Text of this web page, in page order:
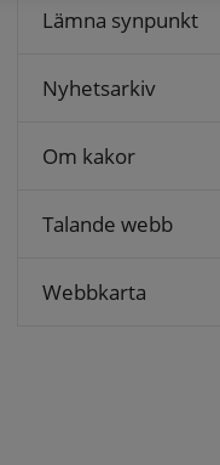
Lämna synpunkt
Nyhetsarkiv
Om kakor
Talande webb
Webbkarta